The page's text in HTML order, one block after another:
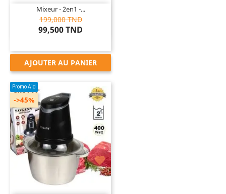
Mixeur - 2en1 -...
199,000 TND
99,500 TND
AJOUTER AU PANIER

Promo Aid
->45%